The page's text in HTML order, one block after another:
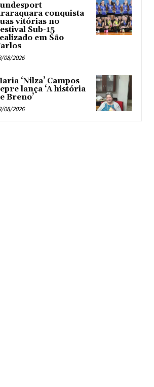
conquista
vitórias no
Sub-15
em São
08/2026
‘Nilza’ Campos
lança ‘A história
Breno’
08/2026